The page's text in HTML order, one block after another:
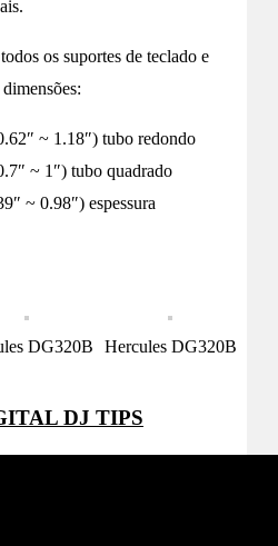
os suportes de teclado e
~ 1.18″) tubo redondo
~ 1″) tubo quadrado
~ 0.98″) espessura
DG320B Hercules DG320B
DJ TIPS